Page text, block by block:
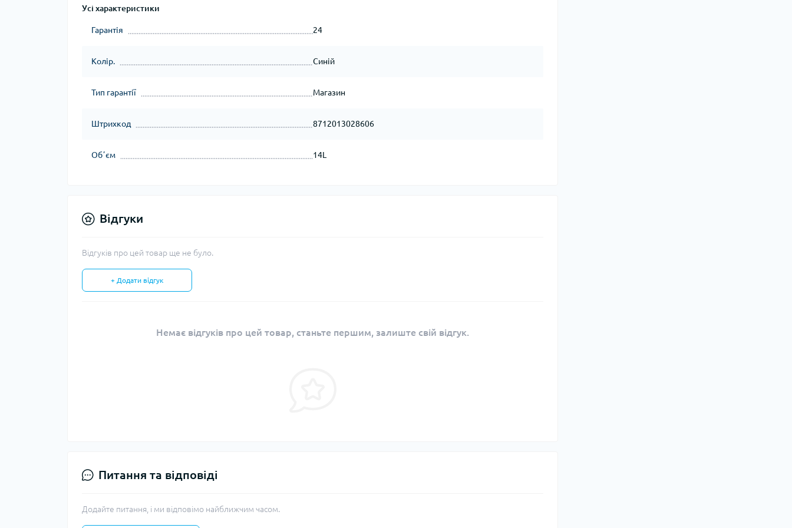
Усі характеристики
Гарантія 24
Колір. Синій
Тип гарантії Магазин
Штрихкод 8712013028606
Обʼєм 14L
Відгуки
Відгуків про цей товар ще не було.
+ Додати відгук
Немає відгуків про цей товар, станьте першим, залиште свій відгук.
Питання та відповіді
Додайте питання, і ми відповімо найближчим часом.